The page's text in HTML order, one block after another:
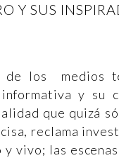
Y SUS
de los medios
y su
que quizá
reclama
y vivo; las